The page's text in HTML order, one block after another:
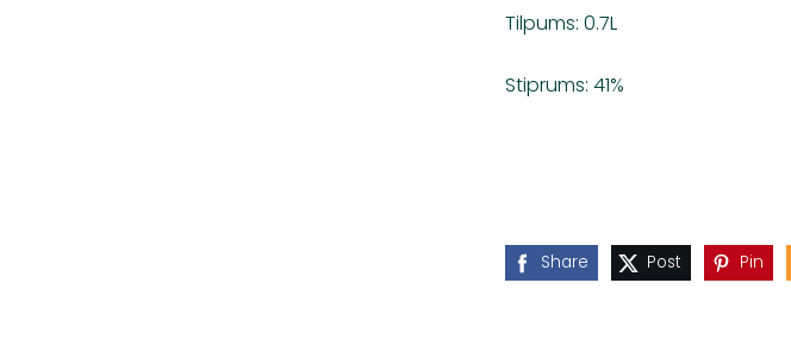
Tilpums: 0.7L
Stiprums: 41%
Share Post Pin